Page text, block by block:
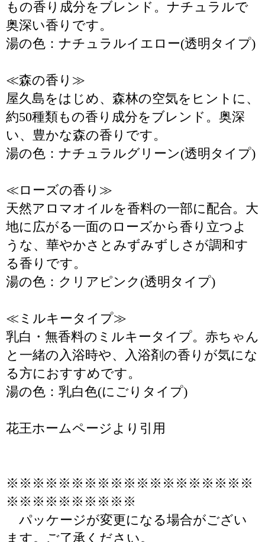
もの香り成分をブレンド。ナチュラルで
奥深い香りです。
湯の色：ナチュラルイエロー(透明タイプ)
≪森の香り≫
屋久島をはじめ、森林の空気をヒントに、
約50種類もの香り成分をブレンド。奥深
い、豊かな森の香りです。
湯の色：ナチュラルグリーン(透明タイプ)
≪ローズの香り≫
天然アロマオイルを香料の一部に配合。大
地に広がる一面のローズから香り立つよ
うな、華やかさとみずみずしさが調和す
る香りです。
湯の色：クリアピンク(透明タイプ)
≪ミルキータイプ≫
乳白・無香料のミルキータイプ。赤ちゃん
と一緒の入浴時や、入浴剤の香りが気にな
る方におすすめです。
湯の色：乳白色(にごりタイプ)
花王ホームページより引用
※※※※※※※※※※※※※※※※※※※
※※※※※※※※※※
パッケージが変更になる場合がござい
ます。ご了承ください。